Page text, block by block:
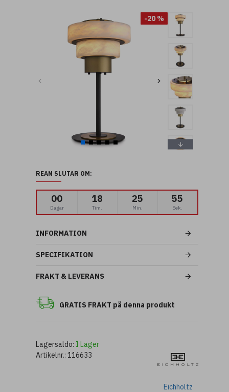
-20 %
INFORMATION
SPECIFIKATION
FRAKT & LEVERANS
GRATIS FRAKT på denna produkt
REAN SLUTAR OM:
00
Dagar
18
Tim.
25
Min.
54
Sek.
Lagersaldo: I Lager
Artikelnr.: 116633
Eichholtz